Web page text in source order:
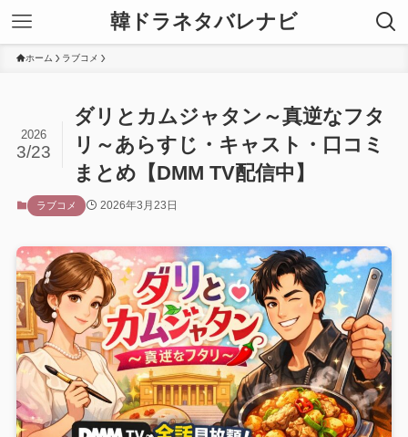
韓ドラネタバレナビ
ホーム ラブコメ
ダリとカムジャタン～真逆なフタ
リ～あらすじ・キャスト・口コミ
まとめ【DMM TV配信中】
2026
3/23
ラブコメ 2026年3月23日